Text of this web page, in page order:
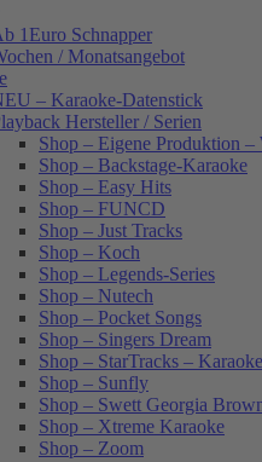
1Euro Schnapper
/ Monatsangebot
– Karaoke-Datenstick
Hersteller / Serien
Shop – Eigene Produktion
Shop – Backstage-Karaoke
Shop – Easy Hits
Shop – FUNCD
Shop – Just Tracks
Shop – Koch
Shop – Legends-Series
Shop – Nutech
Shop – Pocket Songs
Shop – Singers Dream
Shop – StarTracks – Karaoke
Shop – Sunfly
Shop – Swett Georgia
Shop – Xtreme Karaoke
Shop – Zoom